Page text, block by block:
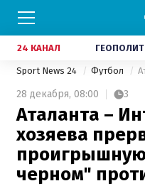
24 КАНАЛ
Sport News 24 Футбол
28 декабря, 08:00 3
Аталанта –
хозяева
черном"